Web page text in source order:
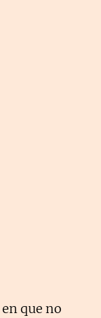
que no